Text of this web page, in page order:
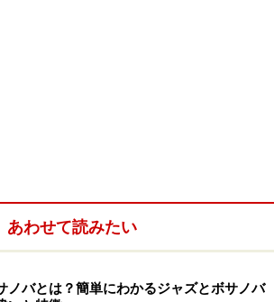
にも和装を用いることもあるという。
たのだ。
あわせて読みたい
ノバとは？簡単にわかるジャズとボサノバ